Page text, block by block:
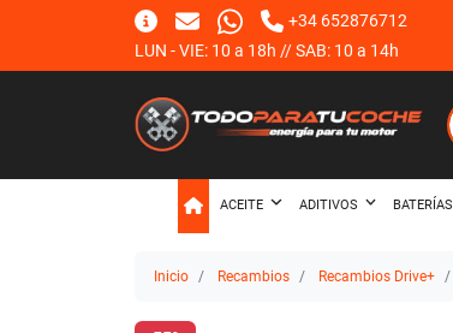
+34 652876712
LUN - VIE: 10 a 18h // SAB: 10 a 14h
ACEITE ADITIVOS BATERÍAS
Inicio Recambios Recambios Drive+